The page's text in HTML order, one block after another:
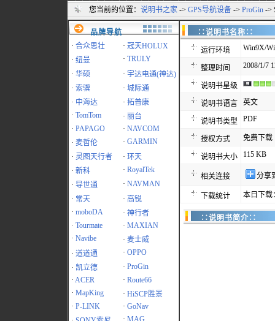
您当前的位置： 说明书之家 -> GPS导航设备 -> ProGin ->
品牌导航
· 合众思壮 · 冠天HOLUX
· 纽曼 · TRULY
· 华硕 · 宇达电通(神达)
· 索骥 · 城际通
· 中海达 · 拓普康
· TomTom · 丽台
· PAPAGO · NAVCOM
· 麦哲伦 · GARMIN
· 灵图天行者 · 环天
· 新科 · RoyalTek
· 导世通 · NAVMAN
· 常天 · 高锐
· moboDA · 神行者
· Tourmate · MAXIAN
· Navibe · 麦士威
· 道道通 · OPPO
· 凯立德 · ProGin
· ACER · Route66
· MapKing · HiSCP胜景
· P-LINK · GoNav
· MAG
∷说明书名
运行环境 Win9X/
整理时间 2008/1/7
说明书星级
说明书语言 英文
说明书类型 PDF
授权方式 免费下载
说明书大小 115 KB
相关连接 分享
下载统计 本日下载
∷说明书简介∷